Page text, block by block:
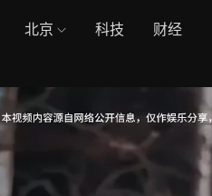
北京 科技 财经